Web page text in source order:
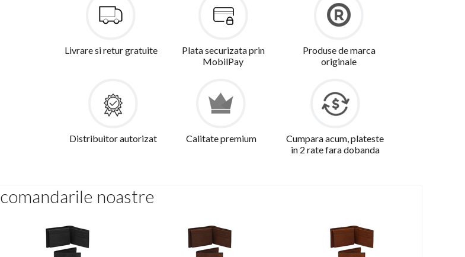
Livrare si retur gratuite
Plata securizata prin
MobilPay
Produse de marca
originale
Distribuitor autorizat Calitate premium
Cumpara acum, plateste
in 2 rate fara dobanda
noastre